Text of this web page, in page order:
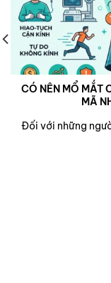
CÓ NÊN MỔ MẮT
MÃ
Đối với những